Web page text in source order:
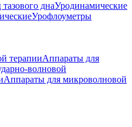
днаУродинамические
Урофлоуметры
терапииАппараты для
волновой
Аппараты для микроволновой